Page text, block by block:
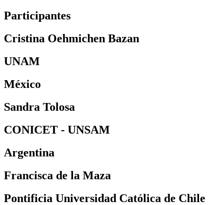
Participantes
Cristina Oehmichen Bazan
UNAM
México
Sandra Tolosa
CONICET - UNSAM
Argentina
Francisca de la Maza
Pontificia Universidad Católica de Chile